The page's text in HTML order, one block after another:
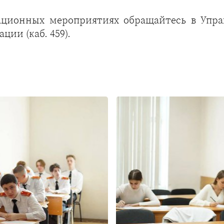
мероприятиях обращайтесь в
(каб. 459).